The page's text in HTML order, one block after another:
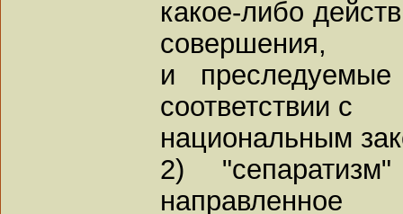
какое-либо
совершения,
и
соответствии с
национальным
2)